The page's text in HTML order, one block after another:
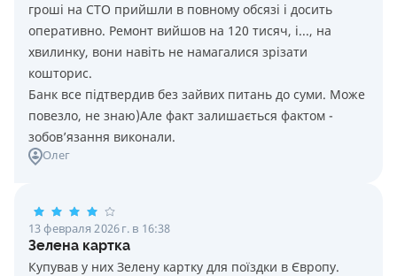
гроші на СТО прийшли в повному обсязі і досить
оперативно. Ремонт вийшов на 120 тисяч, і..., на
хвилинку, вони навіть не намагалися зрізати
кошторис.
Банк все підтвердив без зайвих питань до суми. Може
повезло, не знаю)Але факт залишається фактом -
зобов’язання виконали.
Олег
13 февраля 2026 г. в 16:38
Зелена картка
Купував у них Зелену картку для поїздки в Європу.